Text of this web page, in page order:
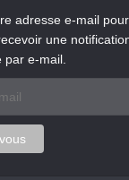
adresse e-mail
une
par e-mail.